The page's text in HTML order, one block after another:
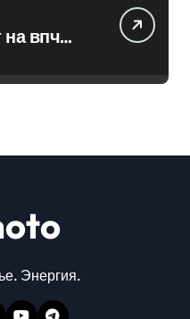
на впч
Энергия.